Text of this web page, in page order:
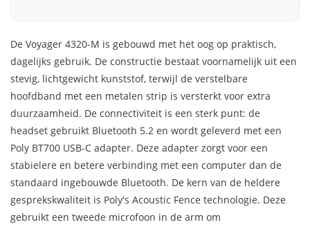
De Voyager 4320-M is gebouwd met het oog op praktisch,
dagelijks gebruik. De constructie bestaat voornamelijk uit een
stevig, lichtgewicht kunststof, terwijl de verstelbare
hoofdband met een metalen strip is versterkt voor extra
duurzaamheid. De connectiviteit is een sterk punt: de
headset gebruikt Bluetooth 5.2 en wordt geleverd met een
Poly BT700 USB-C adapter. Deze adapter zorgt voor een
stabielere en betere verbinding met een computer dan de
standaard ingebouwde Bluetooth. De kern van de heldere
gesprekskwaliteit is Poly's Acoustic Fence technologie. Deze
gebruikt een tweede microfoon in de arm om